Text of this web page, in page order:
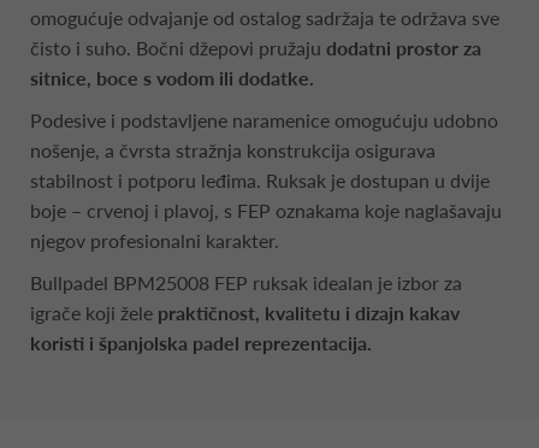
omogućuje odvajanje od ostalog sadržaja te održava sve
čisto i suho. Bočni džepovi pružaju dodatni prostor za
sitnice, boce s vodom ili dodatke.
Podesive i podstavljene naramenice omogućuju udobno
nošenje, a čvrsta stražnja konstrukcija osigurava
stabilnost i potporu leđima. Ruksak je dostupan u dvije
boje – crvenoj i plavoj, s FEP oznakama koje naglašavaju
njegov profesionalni karakter.
Bullpadel BPM25008 FEP ruksak idealan je izbor za
igrače koji žele praktičnost, kvalitetu i dizajn kakav
koristi i španjolska padel reprezentacija.